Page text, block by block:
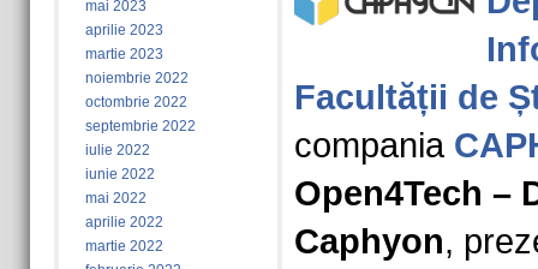
mai 2023
aprilie 2023
martie 2023
noiembrie 2022
octombrie 2022
septembrie 2022
iulie 2022
iunie 2022
mai 2022
aprilie 2022
martie 2022
Facultății de
compania
Open4Tech –
Caphyon,